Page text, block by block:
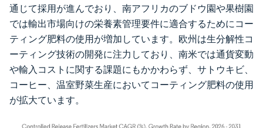
通じて採用が進んでおり、南アフリカのブドウ園や果樹園
では輸出市場向けの栄養素管理要件に適合するためにコー
ティング肥料の使用が増加しています。欧州は生分解性コ
ーティング技術の開発に注力しており、南米では通貨変動
や輸入コストに関する課題にもかかわらず、サトウキビ、
コーヒー、温室野菜生産においてコーティング肥料の使用
が拡大ています。